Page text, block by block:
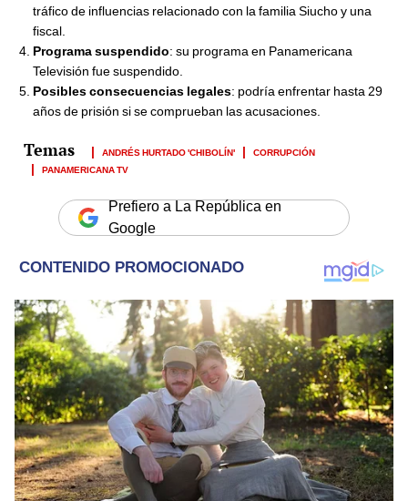
tráfico de influencias relacionado con la familia Siucho y una
fiscal.
Programa suspendido: su programa en Panamericana
Televisión fue suspendido.
Posibles consecuencias legales: podría enfrentar hasta 29
años de prisión si se comprueban las acusaciones.
ANDRÉS HURTADO 'CHIBOLÍN'
CORRUPCIÓN
PANAMERICANA TV
Prefiero a La República en
Google